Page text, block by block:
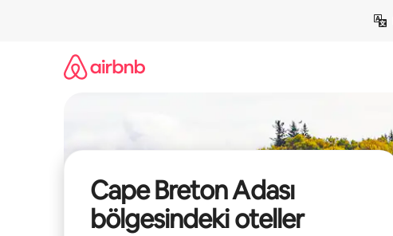
Cape Breton Adası
bölgesindeki oteller